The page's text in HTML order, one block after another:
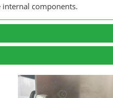
components.
safe
while the built-